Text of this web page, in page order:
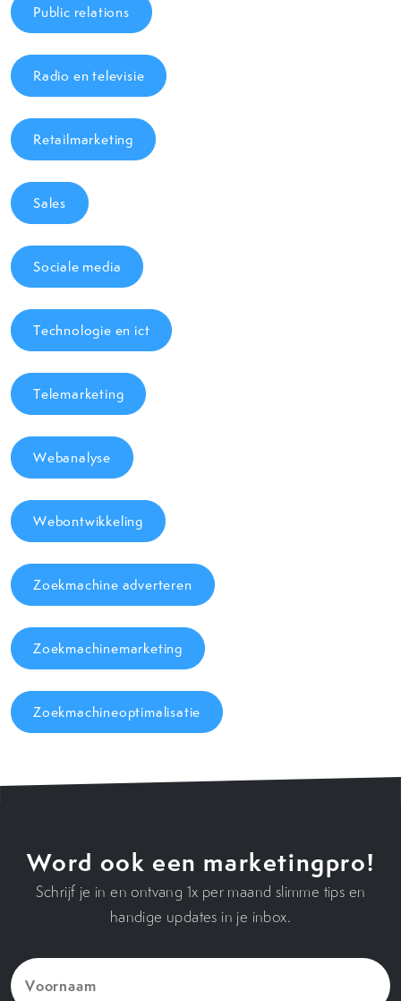
Public relations
Radio en televisie
Retailmarketing
Sales
Sociale media
Technologie en ict
Telemarketing
Webanalyse
Webontwikkeling
Zoekmachine adverteren
Zoekmachinemarketing
Zoekmachineoptimalisatie
Word ook een marketingpro!
Schrijf je in en ontvang 1x per maand slimme tips en
handige updates in je inbox.
Voornaam
(Vereist)